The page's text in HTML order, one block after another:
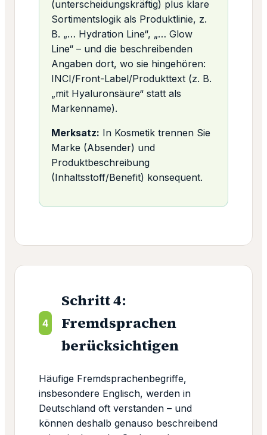
(unterscheidungskräftig) plus klare
Sortimentslogik als Produktlinie, z.
B. „… Hydration Line“, „… Glow
Line“ – und die beschreibenden
Angaben dort, wo sie hingehören:
INCI/Front-Label/Produkttext (z. B.
„mit Hyaluronsäure“ statt als
Markenname).
Merksatz: In Kosmetik trennen Sie
Marke (Absender) und
Produktbeschreibung
(Inhaltsstoff/Benefit) konsequent.
4
Schritt 4:
Fremdsprachen
berücksichtigen
Häufige Fremdsprachenbegriffe,
insbesondere Englisch, werden in
Deutschland oft verstanden – und
können deshalb genauso beschreibend